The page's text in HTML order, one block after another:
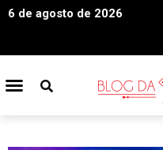
6 de agosto de 2026